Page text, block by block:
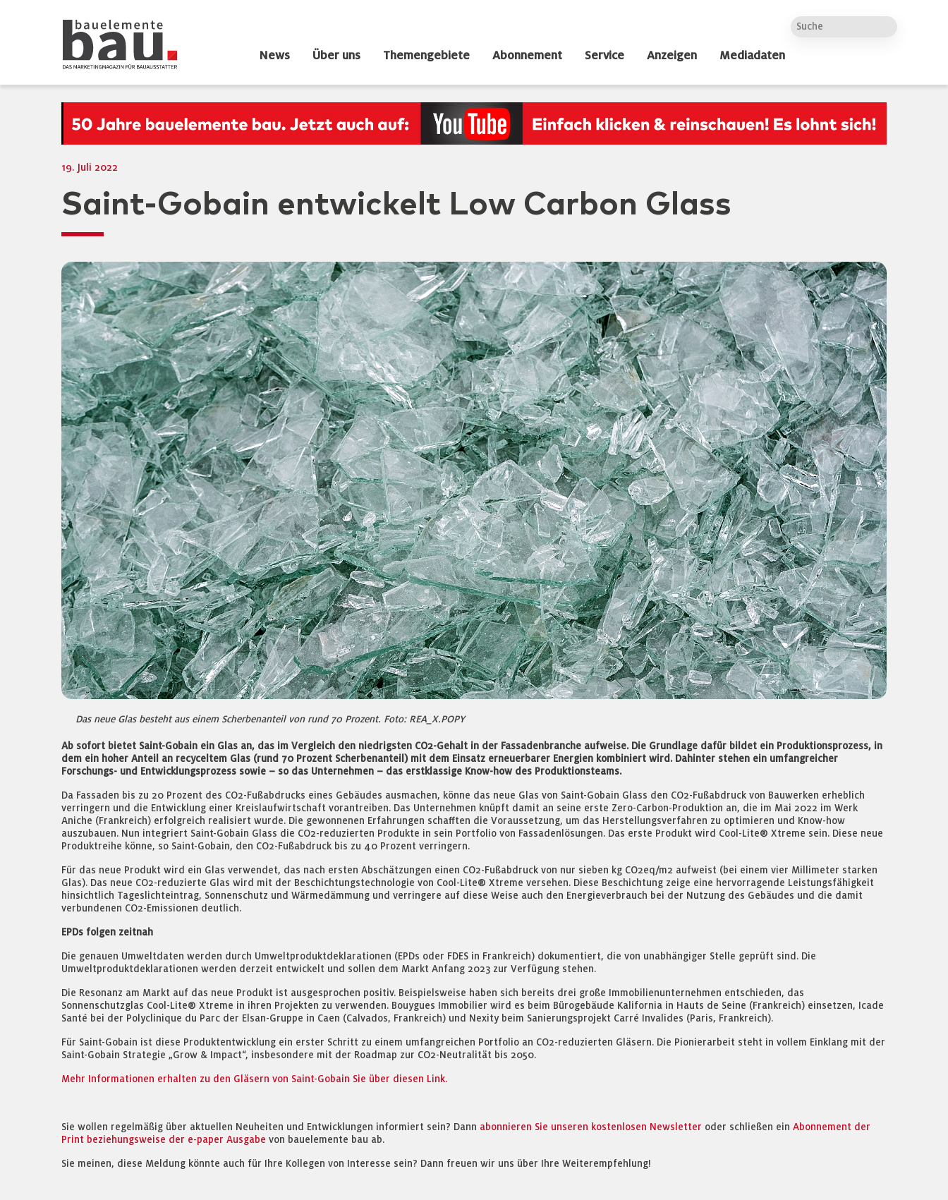
News Über uns Themengebiete Abonnement Service Anzeigen Mediadaten
19. Juli 2022
Saint-Gobain entwickelt Low Carbon Glass
Das neue Glas besteht aus einem Scherbenanteil von rund 70 Prozent. Foto: REA_X.POPY
Ab sofort bietet Saint-Gobain ein Glas an, das im Vergleich den niedrigsten CO2-Gehalt in der Fassadenbranche aufweise. Die Grundlage dafür bildet ein Produktionsprozess, in
dem ein hoher Anteil an recyceltem Glas (rund 70 Prozent Scherbenanteil) mit dem Einsatz erneuerbarer Energien kombiniert wird. Dahinter stehen ein umfangreicher
Forschungs- und Entwicklungsprozess sowie – so das Unternehmen – das erstklassige Know-how des Produktionsteams.
Da Fassaden bis zu 20 Prozent des CO2-Fußabdrucks eines Gebäudes ausmachen, könne das neue Glas von Saint-Gobain Glass den CO2-Fußabdruck von Bauwerken erheblich
verringern und die Entwicklung einer Kreislaufwirtschaft vorantreiben. Das Unternehmen knüpft damit an seine erste Zero-Carbon-Produktion an, die im Mai 2022 im Werk
Aniche (Frankreich) erfolgreich realisiert wurde. Die gewonnenen Erfahrungen schafften die Voraussetzung, um das Herstellungsverfahren zu optimieren und Know-how
auszubauen. Nun integriert Saint-Gobain Glass die CO2-reduzierten Produkte in sein Portfolio von Fassadenlösungen. Das erste Produkt wird Cool-Lite® Xtreme sein. Diese neue
Produktreihe könne, so Saint-Gobain, den CO2-Fußabdruck bis zu 40 Prozent verringern.
Für das neue Produkt wird ein Glas verwendet, das nach ersten Abschätzungen einen CO2-Fußabdruck von nur sieben kg CO2eq/m2 aufweist (bei einem vier Millimeter starken
Glas). Das neue CO2-reduzierte Glas wird mit der Beschichtungstechnologie von Cool-Lite® Xtreme versehen. Diese Beschichtung zeige eine hervorragende Leistungsfähigkeit
hinsichtlich Tageslichteintrag, Sonnenschutz und Wärmedämmung und verringere auf diese Weise auch den Energieverbrauch bei der Nutzung des Gebäudes und die damit
verbundenen CO2-Emissionen deutlich.
EPDs folgen zeitnah
Die genauen Umweltdaten werden durch Umweltproduktdeklarationen (EPDs oder FDES in Frankreich) dokumentiert, die von unabhängiger Stelle geprüft sind. Die
Umweltproduktdeklarationen werden derzeit entwickelt und sollen dem Markt Anfang 2023 zur Verfügung stehen.
Die Resonanz am Markt auf das neue Produkt ist ausgesprochen positiv. Beispielsweise haben sich bereits drei große Immobilienunternehmen entschieden, das
Sonnenschutzglas Cool-Lite® Xtreme in ihren Projekten zu verwenden. Bouygues Immobilier wird es beim Bürogebäude Kalifornia in Hauts de Seine (Frankreich) einsetzen, Icade
Santé bei der Polyclinique du Parc der Elsan-Gruppe in Caen (Calvados, Frankreich) und Nexity beim Sanierungsprojekt Carré Invalides (Paris, Frankreich).
Für Saint-Gobain ist diese Produktentwicklung ein erster Schritt zu einem umfangreichen Portfolio an CO2-reduzierten Gläsern. Die Pionierarbeit steht in vollem Einklang mit der
Saint-Gobain Strategie „Grow & Impact“, insbesondere mit der Roadmap zur CO2-Neutralität bis 2050.
Mehr Informationen erhalten zu den Gläsern von Saint-Gobain Sie über diesen Link.
Sie wollen regelmäßig über aktuellen Neuheiten und Entwicklungen informiert sein? Dann abonnieren Sie unseren kostenlosen Newsletter oder schließen ein Abonnement der
Print beziehungsweise der e-paper Ausgabe von bauelemente bau ab.
Sie meinen, diese Meldung könnte auch für Ihre Kollegen von Interesse sein? Dann freuen wir uns über Ihre Weiterempfehlung!